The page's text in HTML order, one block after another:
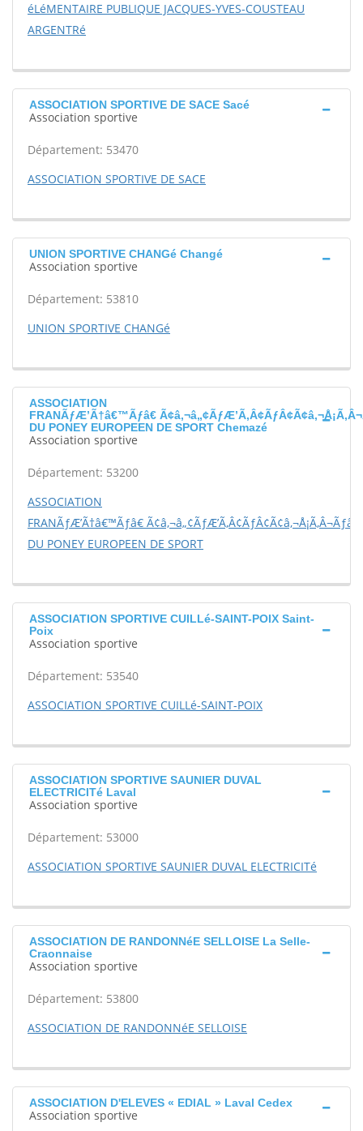
éLéMENTAIRE PUBLIQUE JACQUES-YVES-COUSTEAU
ARGENTRé
ASSOCIATION SPORTIVE DE SACE Sacé
Association sportive
Département: 53470
ASSOCIATION SPORTIVE DE SACE
UNION SPORTIVE CHANGé Changé
Association sportive
Département: 53810
UNION SPORTIVE CHANGé
ASSOCIATION
FRANÃƒÆ’Ã†â€™Ãƒâ€
DU PONEY EUROPEEN DE SPORT Chemazé
Association sportive
Département: 53200
ASSOCIATION
FRANÃƒÆ’Ã†â€™Ãƒâ€
DU PONEY EUROPEEN DE SPORT
ASSOCIATION SPORTIVE CUILLé-SAINT-POIX Saint-
Poix
Association sportive
Département: 53540
ASSOCIATION SPORTIVE CUILLé-SAINT-POIX
ASSOCIATION SPORTIVE SAUNIER DUVAL
ELECTRICITé Laval
Association sportive
Département: 53000
ASSOCIATION SPORTIVE SAUNIER DUVAL ELECTRICITé
ASSOCIATION DE RANDONNéE SELLOISE La Selle-
Craonnaise
Association sportive
Département: 53800
ASSOCIATION DE RANDONNéE SELLOISE
ASSOCIATION D'ELEVES « EDIAL » Laval Cedex
Association sportive